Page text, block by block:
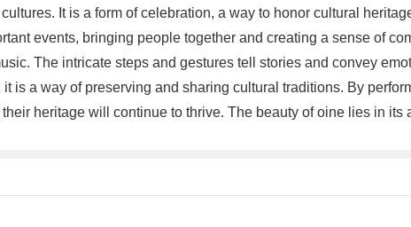
It is a form of celebration, a way to honor cultural
events, bringing people together and creating a sense of
The intricate steps and gestures tell stories and convey
is a way of preserving and sharing cultural traditions. By
heritage will continue to thrive. The beauty of oine lies in its